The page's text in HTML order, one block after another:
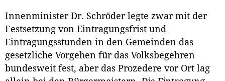
Innenminister Dr. Schröder legte zwar mit der
Festsetzung von Eintragungsfrist und
Eintragungsstunden in den Gemeinden das
gesetzliche Vorgehen für das Volksbegehren
bundesweit fest, aber das Prozedere vor Ort lag